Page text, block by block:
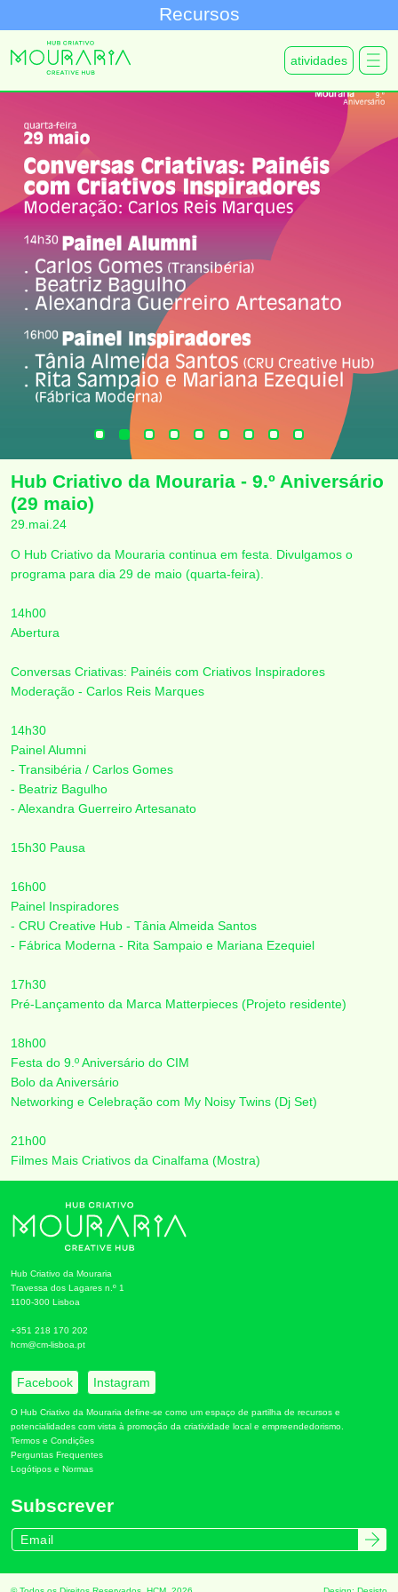
Recursos
atividades
Hub Criativo da Mouraria - 9.º Aniversário
(29 maio)
29.mai.24
O Hub Criativo da Mouraria continua em festa. Divulgamos o
programa para dia 29 de maio (quarta-feira).
14h00
Abertura
Conversas Criativas: Painéis com Criativos Inspiradores
Moderação - Carlos Reis Marques
14h30
Painel Alumni
- Transibéria / Carlos Gomes
- Beatriz Bagulho
- Alexandra Guerreiro Artesanato
15h30 Pausa
16h00
Painel Inspiradores
- CRU Creative Hub - Tânia Almeida Santos
- Fábrica Moderna - Rita Sampaio e Mariana Ezequiel
17h30
Pré-Lançamento da Marca Matterpieces (Projeto residente)
18h00
Festa do 9.º Aniversário do CIM
Bolo da Aniversário
Networking e Celebração com My Noisy Twins (Dj Set)
21h00
Filmes Mais Criativos da Cinalfama (Mostra)
Hub Criativo da Mouraria
Travessa dos Lagares n.º 1
1100-300 Lisboa
+351 218 170 202
hcm@cm-lisboa.pt
Facebook Instagram
O Hub Criativo da Mouraria define-se como um espaço de partilha de recursos e
potencialidades com vista à promoção da criatividade local e empreendedorismo.
Termos e Condições
Perguntas Frequentes
Logótipos e Normas
Subscrever